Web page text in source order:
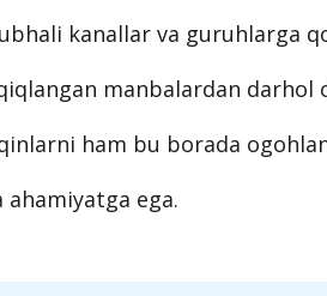
kanallar va guruhlarga
manbalardan darhol
ham bu borada
ahamiyatga ega.